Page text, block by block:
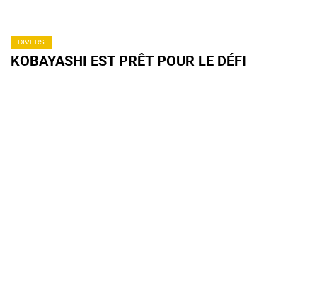
DIVERS
KOBAYASHI EST PRÊT POUR LE DÉFI